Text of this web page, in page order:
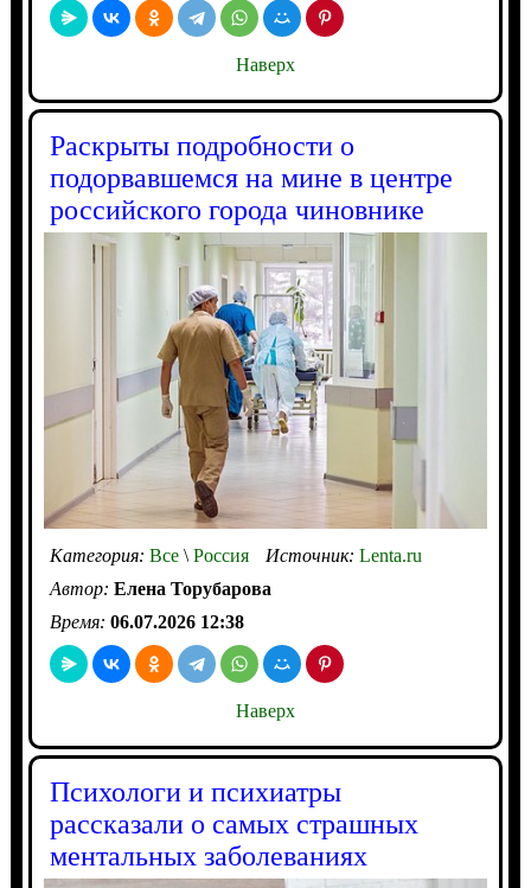
Наверх
Раскрыты подробности о
подорвавшемся на мине в центре
российского города чиновнике
Категория: Все\Россия Источник: Lenta.ru
Автор: Елена Торубарова
Время: 06.07.2026 12:38
Наверх
Психологи и психиатры
рассказали о самых страшных
ментальных заболеваниях